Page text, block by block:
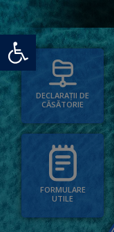
Deschide bara de unelte
DECLARAȚII DE
CĂSĂTORIE
FORMULARE
UTILE